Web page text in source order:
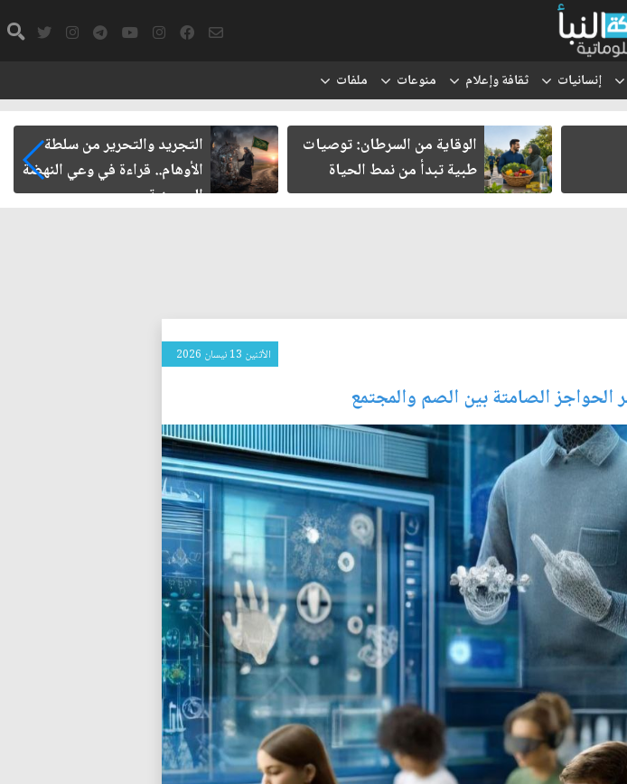
إنسانيات ثقافة وإعلام منوعات ملفات
الوقاية من السرطان: توصيات
طبية تبدأ من نمط الحياة
التجريد والتحرير من سلطة
الأوهام.. قراءة في وعي النهضة
الحسينية
الأثنين 13 نيسان 2026
الحواجز الصامتة بين الصم والمجتمع